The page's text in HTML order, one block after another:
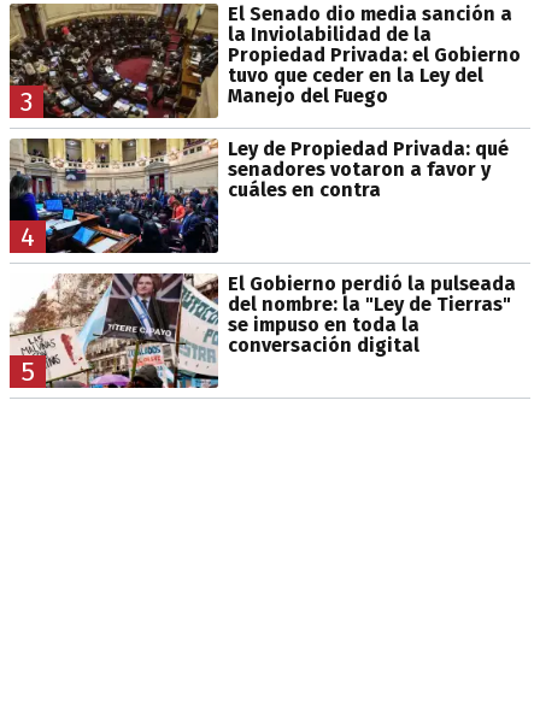
3
El Senado dio media sanción a
la Inviolabilidad de la
Propiedad Privada: el Gobierno
tuvo que ceder en la Ley del
Manejo del Fuego
4
Ley de Propiedad Privada: qué
senadores votaron a favor y
cuáles en contra
5
El Gobierno perdió la pulseada
del nombre: la "Ley de Tierras"
se impuso en toda la
conversación digital